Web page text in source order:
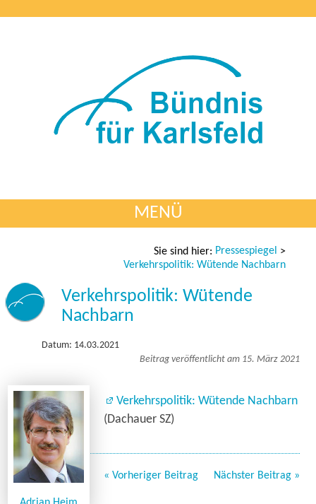
MENÜ
Sie sind hier: Pressespiegel >
Verkehrspolitik: Wütende Nachbarn
Verkehrspolitik: Wütende
Nachbarn
Datum: 14.03.2021
Beitrag veröffentlicht am 15. März 2021
Verkehrspolitik: Wütende Nachbarn
(Dachauer SZ)
« Vorheriger Beitrag Nächster Beitrag »